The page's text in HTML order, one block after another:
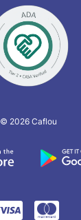
© 2026 Caflou